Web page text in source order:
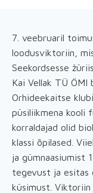
7. veebruaril
loodusviktoriin,
Seekordsesse
Kai Vellak TÜ ÖMI
Orhideekaitse
püsiliikmena kooli
korraldajad olid
klassi õpilased.
ja gümnaasiumist
tegevust ja esitas
küsimust.